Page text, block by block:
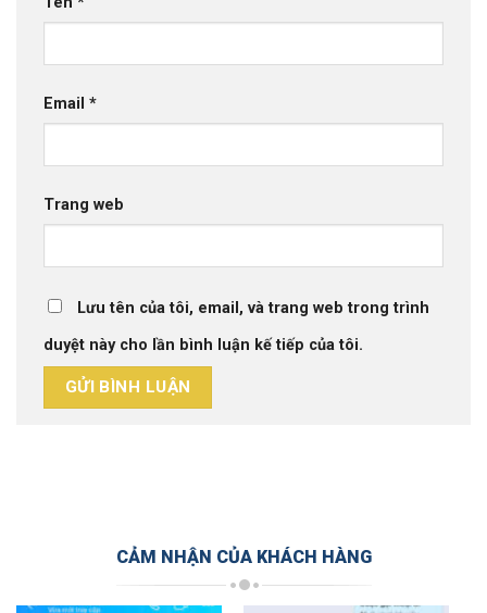
Email *
Trang web
Lưu tên của tôi, email, và trang web trong trình
duyệt này cho lần bình luận kế tiếp của tôi.
CẢM NHẬN CỦA KHÁCH HÀNG